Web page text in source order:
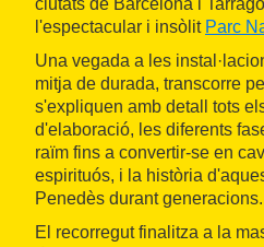
l'espectacular i insòlit Parc
Una vegada a les
mitja de durada, transcorre
s'expliquen amb detall tots
d'elaboració, les diferents
raïm fins a convertir-se en
espirituós, i la història
Penedès durant generacions.
El recorregut finalitza a la